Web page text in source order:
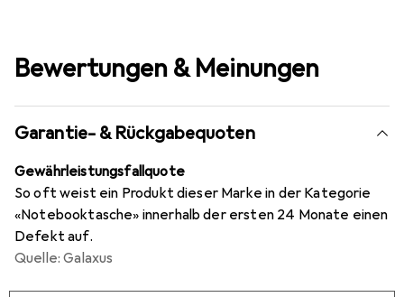
Bewertungen & Meinungen
Garantie- & Rückgabequoten
Gewährleistungsfallquote
So oft weist ein Produkt dieser Marke in der Kategorie
«Notebooktasche» innerhalb der ersten 24 Monate einen
Defekt auf.
Quelle: Galaxus